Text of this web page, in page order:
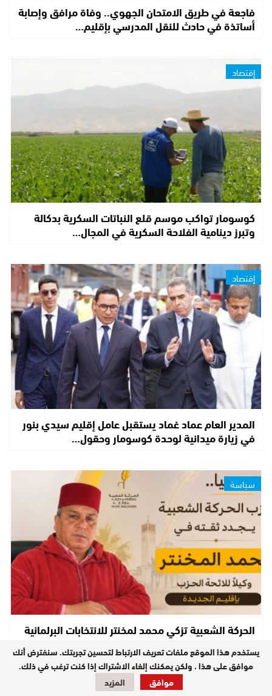
فاجعة في طريق الامتحان الجهوي.. وفاة مرافق وإصابة
أساتذة في حادث للنقل المدرسي بإقليم…
إقتصاد
كوسومار تواكب موسم قلع النباتات السكرية بدكالة
وتبرز دينامية الفلاحة السكرية في المجال…
إقتصاد
المدير العام عماد غماد يستقبل عامل إقليم سيدي بنور
في زيارة ميدانية لوحدة كوسومار وحقول…
سياسة
الحركة الشعبية تزكي محمد لمخنتر للانتخابات البرلمانية
المقبلة بإقليم الجديدة مدعومة…
يستخدم هذا الموقع ملفات تعريف الارتباط لتحسين تجربتك. سنفترض أنك
موافق على هذا ، ولكن يمكنك إلغاء الاشتراك إذا كنت ترغب في ذلك.
موافق
المزيد